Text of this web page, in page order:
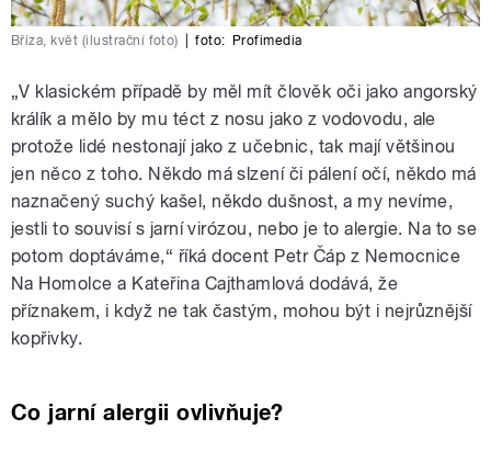
Bříza, květ (ilustrační foto) foto: Profimedia
„V klasickém případě by měl mít člověk oči jako angorský
králík a mělo by mu téct z nosu jako z vodovodu, ale
protože lidé nestonají jako z učebnic, tak mají většinou
jen něco z toho. Někdo má slzení či pálení očí, někdo má
naznačený suchý kašel, někdo dušnost, a my nevíme,
jestli to souvisí s jarní virózou, nebo je to alergie. Na to se
potom doptáváme,“ říká docent Petr Čáp z Nemocnice
Na Homolce a Kateřina Cajthamlová dodává, že
příznakem, i když ne tak častým, mohou být i nejrůznější
kopřivky.
Co jarní alergii ovlivňuje?